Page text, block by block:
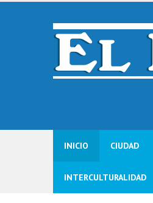
Skip
INICIO CIUDAD
INTERCULTURALIDAD